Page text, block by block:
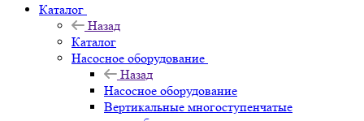
Каталог
Назад
Каталог
Насосное оборудование
Назад
Насосное оборудование
Вертикальные многоступенчатые